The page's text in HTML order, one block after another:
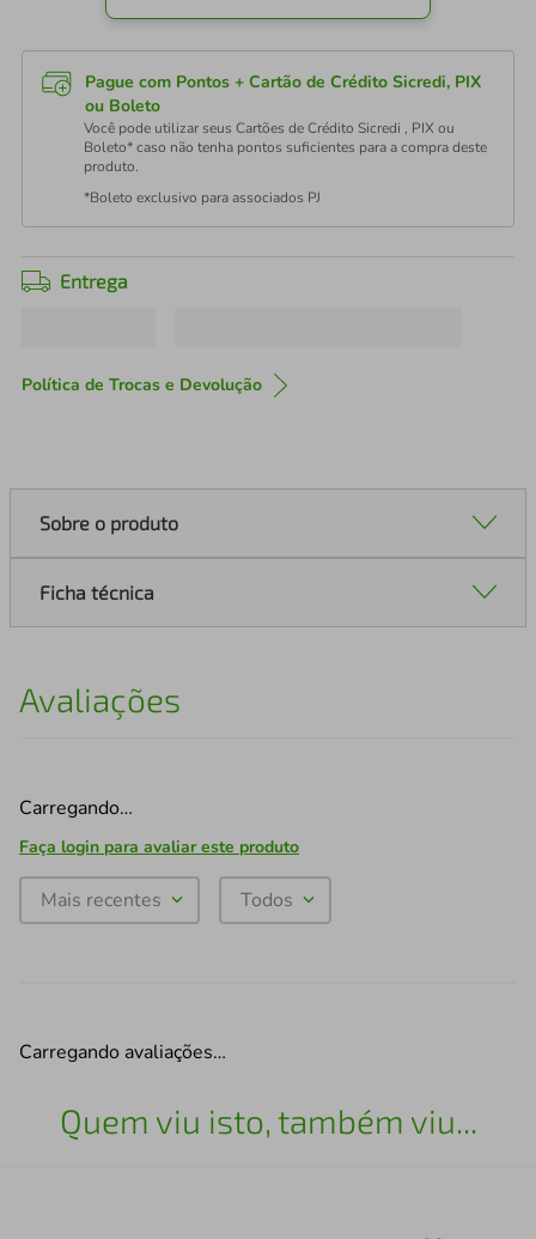
Pague com Pontos + Cartão de Crédito Sicredi, PIX
ou Boleto
Você pode utilizar seus Cartões de Crédito Sicredi , PIX ou
Boleto* caso não tenha pontos suficientes para a compra deste
produto.
*Boleto exclusivo para associados PJ
Entrega
Política de Trocas e Devolução
Sobre o produto
Ficha técnica
Avaliações
Carregando…
Faça login para avaliar este produto
Mais recentes Todos
Carregando avaliações…
Quem viu isto, também viu...